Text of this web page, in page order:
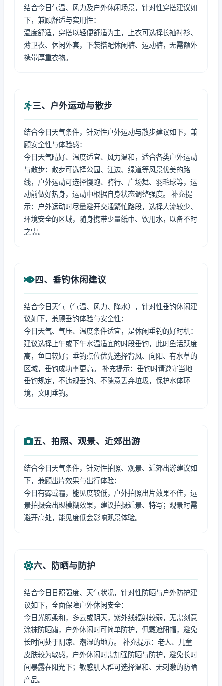
结合今日气温、风力及户外休闲场景，针对性穿搭建议如
下，兼顾舒适与实用性：
温度舒适，穿搭以轻便舒适为主，上衣可选择长袖衬衫、
薄卫衣、休闲外套，下装搭配休闲裤、运动裤，无需额外
携带厚重衣物。
三、户外运动与散步
结合今日天气条件，针对性户外运动与散步建议如下，兼
顾安全性与体验感：
今日天气晴好、温度适宜、风力温和，适合各类户外运动
与散步：散步可选择公园、江边、绿道等风景优美的路
线，户外运动可选择慢跑、骑行、广场舞、羽毛球等，运
动前做好热身，运动中根据自身状态调整强度。 补充提
示：户外运动时尽量避开交通繁忙路段，选择人流较少、
环境安全的区域，随身携带少量纸巾、饮用水，以备不时
之需。
四、垂钓休闲建议
结合今日天气（气温、风力、降水），针对性垂钓休闲建
议如下，兼顾垂钓体验与安全性：
今日天气、气压、温度条件适宜，是休闲垂钓的好时机：
建议选择上午或下午水温适宜的时段垂钓，此时鱼活跃度
高，鱼口较好；垂钓点位优先选择背风、向阳、有水草的
区域，垂钓成功率更高。 补充提示：垂钓时请遵守当地
垂钓规定，不违规垂钓、不随意丢弃垃圾，保护水体环
境，文明垂钓。
五、拍照、观景、近郊出游
结合今日天气条件，针对性拍照、观景、近郊出游建议如
下，兼顾出片效果与出行体验：
今日有雾或霾，能见度较低，户外拍照出片效果不佳，远
景拍摄会出现模糊效果，建议拍摄近景、特写；观景时需
避开高处，能见度低会影响观景体验。
六、防晒与防护
结合今日日照强度、天气状况，针对性防晒与户外防护建
议如下，全面保障户外休闲安全：
今日光照柔和，多云或阴天，紫外线辐射较弱，无需刻意
涂抹防晒霜，户外休闲时可简单防护，佩戴遮阳帽，避免
长时间处于阴凉、潮湿的地方。 补充提示：老人、儿童
皮肤较为敏感，户外休闲时需加强防晒与防护，避免长时
间暴露在阳光下；敏感肌人群可选择温和、无刺激的防晒
产品。